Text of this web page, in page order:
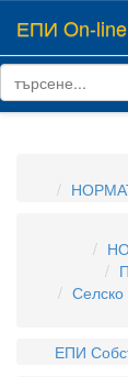
ЕПИ On-line
Селско
ЕПИ